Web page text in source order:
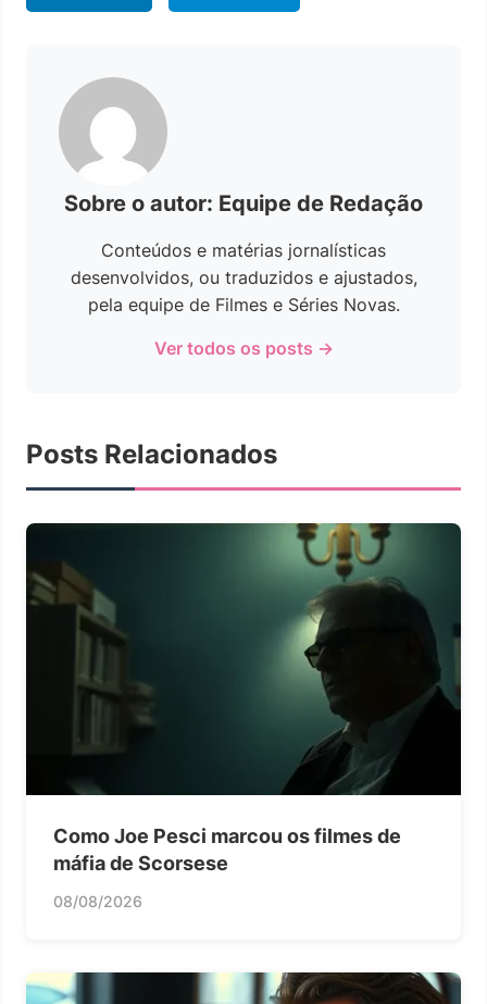
Sobre o autor: Equipe de Redação
Conteúdos e matérias jornalísticas
desenvolvidos, ou traduzidos e ajustados,
pela equipe de Filmes e Séries Novas.
Ver todos os posts →
Posts Relacionados
Como Joe Pesci marcou os filmes de
máfia de Scorsese
08/08/2026